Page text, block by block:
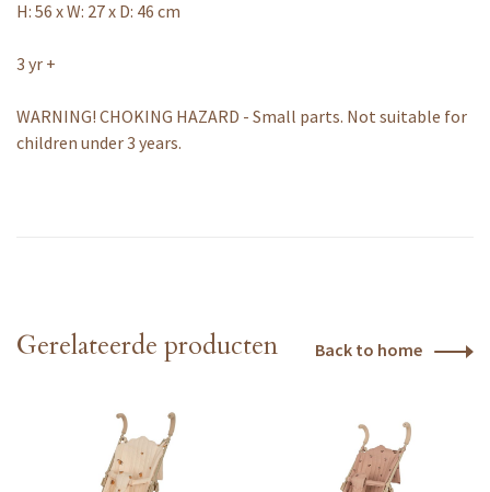
H: 56 x W: 27 x D: 46 cm
3 yr +
WARNING! CHOKING HAZARD - Small parts. Not suitable for
children under 3 years.
Gerelateerde producten Back to home